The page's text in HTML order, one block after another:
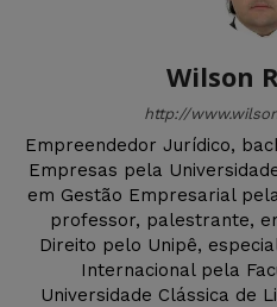
Wilson
http://
Empreendedor Jurídico,
Empresas pela
em Gestão Empresarial
professor, palestrante,
Direito pelo Unipê,
Internacional pela
Universidade Clássica de